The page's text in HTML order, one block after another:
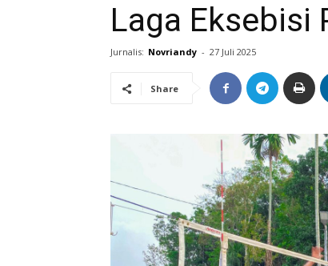
Laga Eksebisi
Jurnalis: Novriandy - 27 Juli 2025
Share